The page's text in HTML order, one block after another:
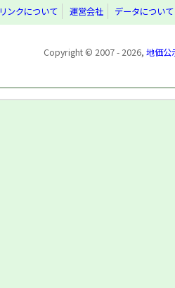
リンクについて 運営会社 データについて
Copyright © 2007 - 2026, 地価公